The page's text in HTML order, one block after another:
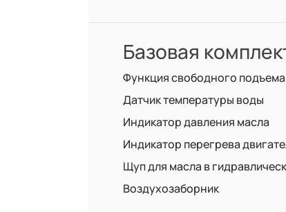
Базовая
Функция свободного
Датчик температуры воды
Индикатор давления масла
Индикатор перегрева
Щуп для масла в
Воздухозаборник